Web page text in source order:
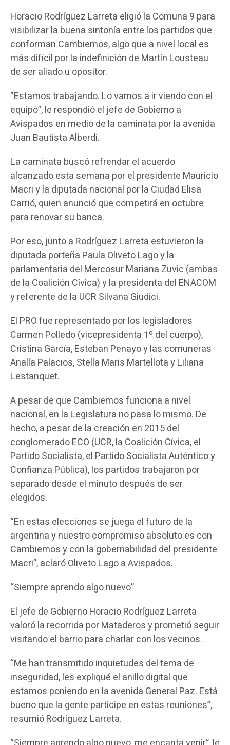
Horacio Rodríguez Larreta eligió la Comuna 9 para
visibilizar la buena sintonía entre los partidos que
conforman Cambiemos, algo que a nivel local es
más difícil por la indefinición de Martín Lousteau
de ser aliado u opositor.
“Estamos trabajando. Lo vamos a ir viendo con el
equipo”, le respondió el jefe de Gobierno a
Avispados en medio de la caminata por la avenida
Juan Bautista Alberdi.
La caminata buscó refrendar el acuerdo
alcanzado esta semana por el presidente Mauricio
Macri y la diputada nacional por la Ciudad Elisa
Carrió, quien anunció que competirá en octubre
para renovar su banca.
Por eso, junto a Rodríguez Larreta estuvieron la
diputada porteña Paula Oliveto Lago y la
parlamentaria del Mercosur Mariana Zuvic (ambas
de la Coalición Cívica) y la presidenta del ENACOM
y referente de la UCR Silvana Giudici.
El PRO fue representado por los legisladores
Carmen Polledo (vicepresidenta 1º del cuerpo),
Cristina García, Esteban Penayo y las comuneras
Analía Palacios, Stella Maris Martellota y Liliana
Lestanquet.
A pesar de que Cambiemos funciona a nivel
nacional, en la Legislatura no pasa lo mismo. De
hecho, a pesar de la creación en 2015 del
conglomerado ECO (UCR, la Coalición Cívica, el
Partido Socialista, el Partido Socialista Auténtico y
Confianza Pública), los partidos trabajaron por
separado desde el minuto después de ser
elegidos.
“En estas elecciones se juega el futuro de la
argentina y nuestro compromiso absoluto es con
Cambiemos y con la gobernabilidad del presidente
Macri”, aclaró Oliveto Lago a Avispados.
“Siempre aprendo algo nuevo”
El jefe de Gobierno Horacio Rodríguez Larreta
valoró la recorrida por Mataderos y prometió seguir
visitando el barrio para charlar con los vecinos.
“Me han transmitido inquietudes del tema de
inseguridad, les expliqué el anillo digital que
estamos poniendo en la avenida General Paz. Está
bueno que la gente participe en estas reuniones”,
resumió Rodríguez Larreta.